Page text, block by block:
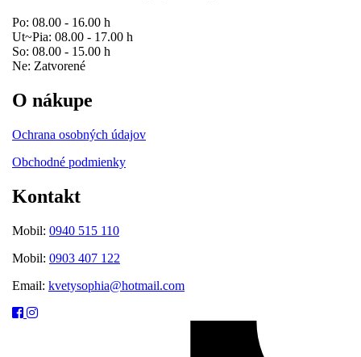
Po: 08.00 - 16.00 h
Ut~Pia: 08.00 - 17.00 h
So: 08.00 - 15.00 h
Ne: Zatvorené
O nákupe
Ochrana osobných údajov
Obchodné podmienky
Kontakt
Mobil: 0940 515 110
Mobil: 0903 407 122
Email: kvetysophia@hotmail.com